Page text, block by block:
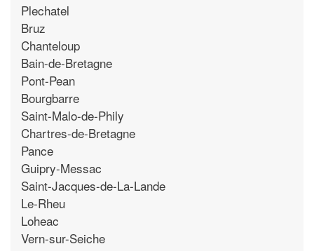
Plechatel
Bruz
Chanteloup
Bain-de-Bretagne
Pont-Pean
Bourgbarre
Saint-Malo-de-Phily
Chartres-de-Bretagne
Pance
Guipry-Messac
Saint-Jacques-de-La-Lande
Le-Rheu
Loheac
Vern-sur-Seiche